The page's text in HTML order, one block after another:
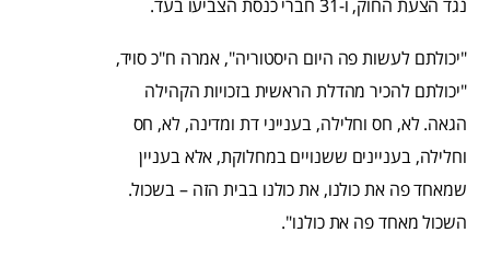
נגד הצעת החוק, ו-31 חברי כנסת הצביעו בעד.
"יכולתם לעשות פה היום היסטוריה", אמרה ח"כ סויד,
"יכולתם להכיר מהדלת הראשית בזכויות הקהילה
הגאה. לא, חס וחלילה, בענייני דת ומדינה, לא, חס
וחלילה, בעניינים ששנויים במחלוקת, אלא בעניין
שמאחד פה את כולנו, את כולנו בבית הזה – בשכול.
השכול מאחד פה את כולנו".